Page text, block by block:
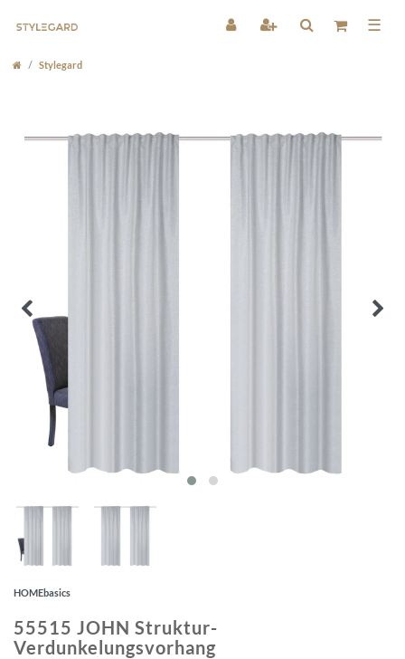
☰
Stylegard
HOMEbasics
55515 JOHN Struktur-
Verdunkelungsvorhang